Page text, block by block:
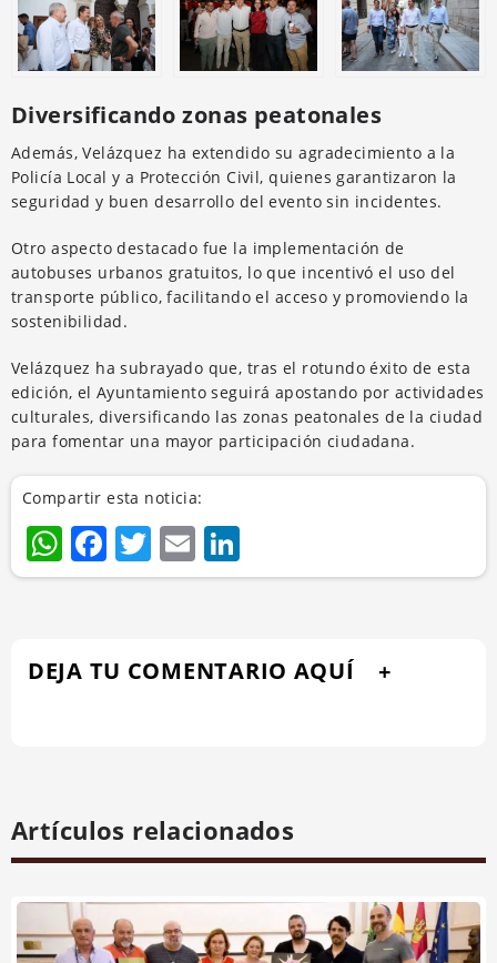
Diversificando zonas peatonales
Además, Velázquez ha extendido su agradecimiento a la
Policía Local y a Protección Civil, quienes garantizaron la
seguridad y buen desarrollo del evento sin incidentes.
Otro aspecto destacado fue la implementación de
autobuses urbanos gratuitos, lo que incentivó el uso del
transporte público, facilitando el acceso y promoviendo la
sostenibilidad.
Velázquez ha subrayado que, tras el rotundo éxito de esta
edición, el Ayuntamiento seguirá apostando por actividades
culturales, diversificando las zonas peatonales de la ciudad
para fomentar una mayor participación ciudadana.
Compartir esta noticia:
WhatsApp
Facebook
Twitter
Email
DEJA TU COMENTARIO AQUÍ
Artículos relacionados